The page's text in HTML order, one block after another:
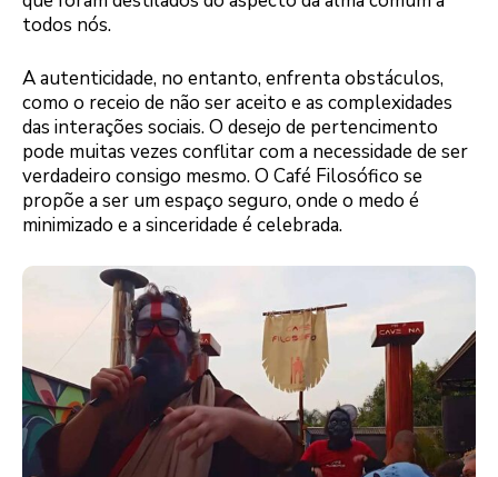
todos nós.
A autenticidade, no entanto, enfrenta obstáculos,
como o receio de não ser aceito e as complexidades
das interações sociais. O desejo de pertencimento
pode muitas vezes conflitar com a necessidade de ser
verdadeiro consigo mesmo. O Café Filosófico se
propõe a ser um espaço seguro, onde o medo é
minimizado e a sinceridade é celebrada.